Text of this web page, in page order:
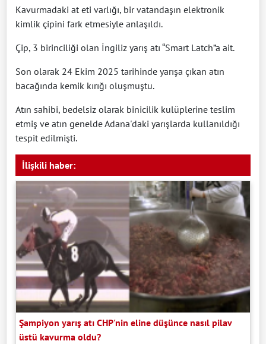
Kavurmadaki at eti varlığı, bir vatandaşın elektronik
kimlik çipini fark etmesiyle anlaşıldı.
Çip, 3 birinciliği olan İngiliz yarış atı “Smart Latch”a ait.
Son olarak 24 Ekim 2025 tarihinde yarışa çıkan atın
bacağında kemik kırığı oluşmuştu.
Atın sahibi, bedelsiz olarak binicilik kulüplerine teslim
etmiş ve atın genelde Adana'daki yarışlarda kullanıldığı
tespit edilmişti.
İlişkili haber:
Şampiyon yarış atı CHP'nin eline düşünce nasıl pilav
üstü kavurma oldu?